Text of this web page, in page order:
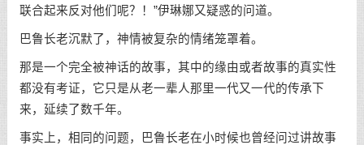
联合起来反对他们呢？！”伊琳娜又疑惑的问道。
巴鲁长老沉默了，神情被复杂的情绪笼罩着。
那是一个完全被神话的故事，其中的缘由或者故事的真实性
都没有考证，它只是从老一辈人那里一代又一代的传承下
来，延续了数千年。
事实上，相同的问题，巴鲁长老在小时候也曾经问过讲故事